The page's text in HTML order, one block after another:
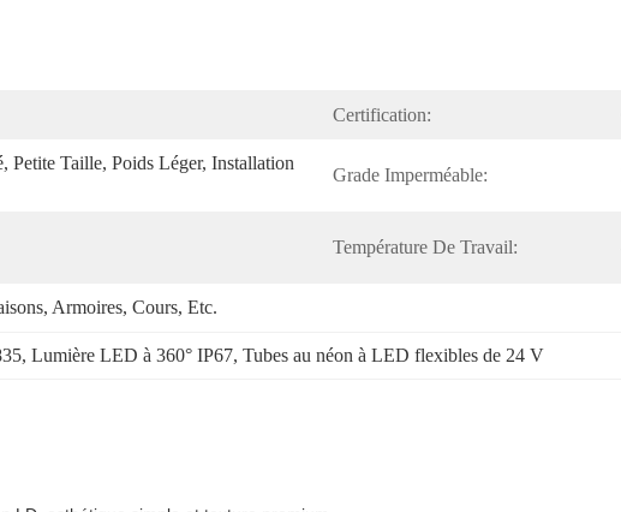
Certification:
Petite Taille, Poids Léger, Installation
Grade Imperméable:
Température De Travail:
Armoires, Cours, Etc.
, Lumière LED à 360° IP67, Tubes au néon à LED flexibles de 24 V